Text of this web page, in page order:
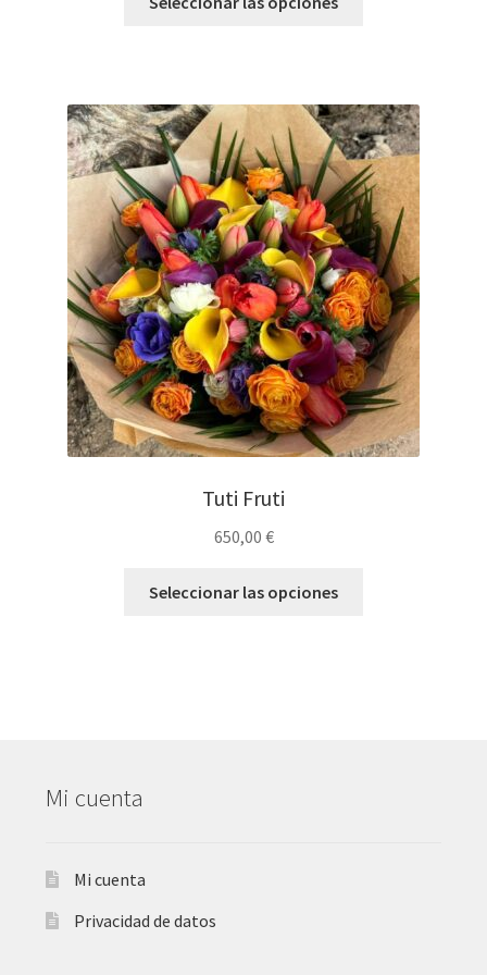
Tuti Fruti
650,00 €
Seleccionar las opciones
Mi cuenta
Mi cuenta
Privacidad de datos